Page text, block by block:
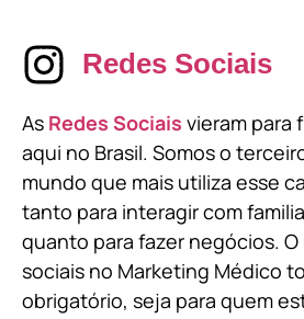
Redes Sociais
As Redes Sociais vieram para
aqui no Brasil. Somos o
mundo que mais utiliza esse
tanto para interagir com
quanto para fazer negócios. O
sociais no Marketing Médico
obrigatório, seja para quem